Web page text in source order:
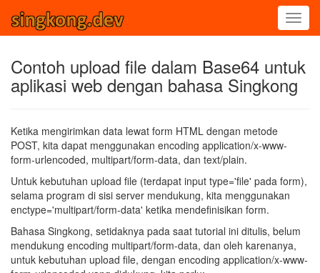
Contoh upload file dalam Base64 untuk
aplikasi web dengan bahasa Singkong
Ketika mengirimkan data lewat form HTML dengan metode
POST, kita dapat menggunakan encoding application/x-www-
form-urlencoded, multipart/form-data, dan text/plain.
Untuk kebutuhan upload file (terdapat input type='file' pada form),
selama program di sisi server mendukung, kita menggunakan
enctype='multipart/form-data' ketika mendefinisikan form.
Bahasa Singkong, setidaknya pada saat tutorial ini ditulis, belum
mendukung encoding multipart/form-data, dan oleh karenanya,
untuk kebutuhan upload file, dengan encoding application/x-www-